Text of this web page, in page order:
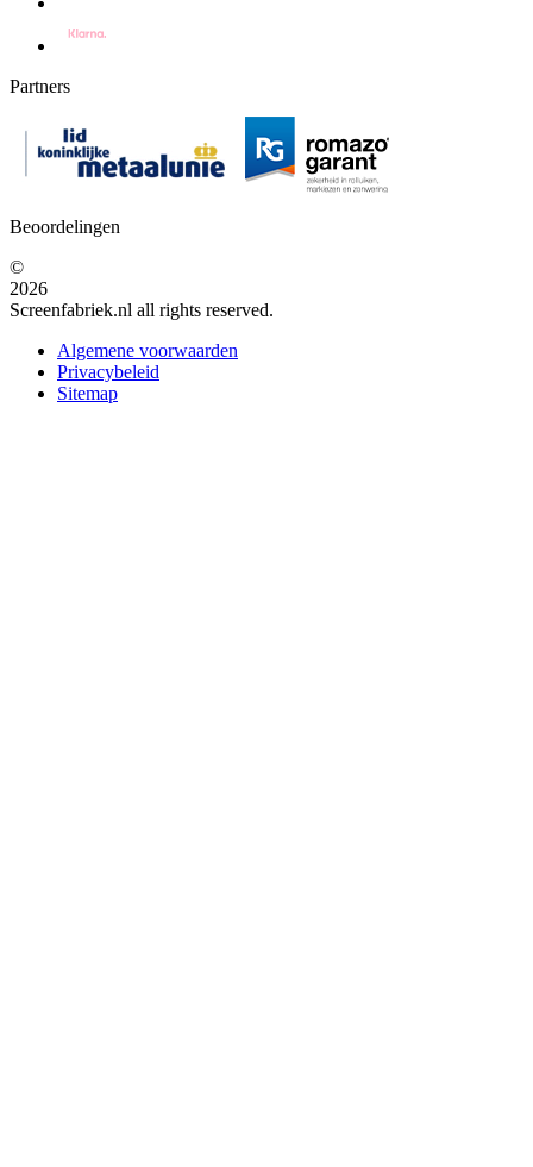
Partners
Beoordelingen
©
2026
Screenfabriek.nl all rights reserved.
Algemene voorwaarden
Privacybeleid
Sitemap